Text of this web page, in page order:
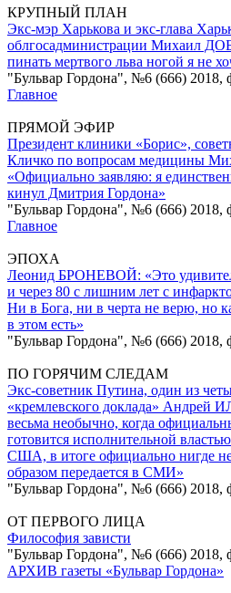
КРУПНЫЙ ПЛАН
Экс-мэр Харькова и экс-глава
облгосадминистрации Михаил
пинать мертвого льва ногой я не
"Бульвар Гордона", №6 (666) 2018,
Главное
ПРЯМОЙ ЭФИР
Президент клиники «Борис»,
Кличко по вопросам медицины
«Официально заявляю: я
кинул Дмитрия Гордона»
"Бульвар Гордона", №6 (666) 2018,
Главное
ЭПОХА
Леонид БРОНЕВОЙ: «Это
и через 80 с лишним лет с
Ни в Бога, ни в черта не верю, но
в этом есть»
"Бульвар Гордона", №6 (666) 2018,
ПО ГОРЯЧИМ СЛЕДАМ
Экс-советник Путина, один из
«кремлевского доклада»
весьма необычно, когда
готовится исполнительной
США, в итоге официально нигде
образом передается в СМИ»
"Бульвар Гордона", №6 (666) 2018,
ОТ ПЕРВОГО ЛИЦА
Философия зависти
"Бульвар Гордона", №6 (666) 2018,
АРХИВ газеты «Бульвар Гордона»